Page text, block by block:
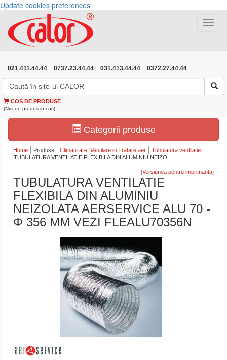
Update cookies preferences
Toggle
021.411.44.44 0737.23.44.44 031.413.44.44 0372.27.44.44
COS DE PRODUSE
(Nici un produs in cos)
Categorii produse
Home Produse Climatizare, Ventilare si Tratare aer
Tubulatura ventilatie
TUBULATURA VENTILATIE FLEXIBILA DIN ALUMINIU NEIZO...
[ ]
TUBULATURA VENTILATIE
FLEXIBILA DIN ALUMINIU
NEIZOLATA AERSERVICE ALU 70 -
Φ 356 MM VEZI FLEALU70356N